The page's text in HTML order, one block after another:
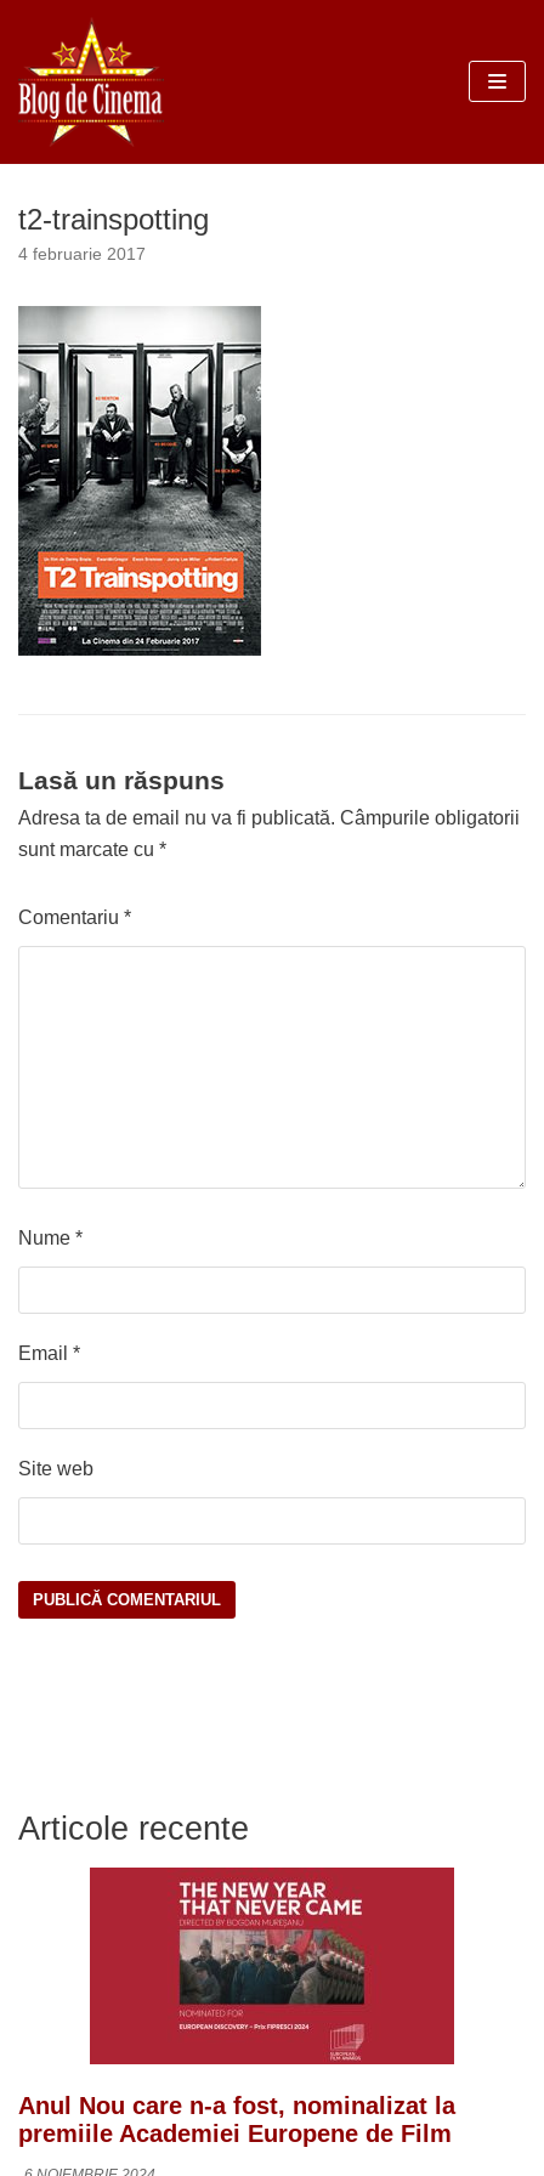
Sari
la
conținut
t2-trainspotting
4 februarie 2017
Lasă un răspuns
Adresa ta de email nu va fi publicată. Câmpurile obligatorii
sunt marcate cu *
Comentariu *
Nume *
Email *
Site web
Articole recente
Anul Nou care n-a fost, nominalizat la
premiile Academiei Europene de Film